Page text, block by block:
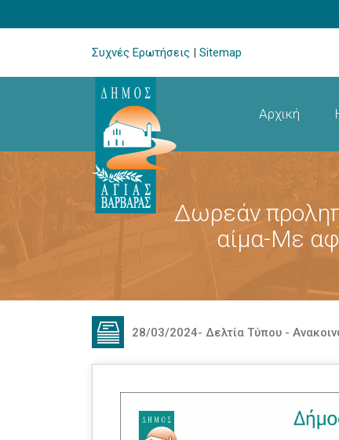
Συχνές Ερωτήσεις | Sitemap
Αρχική
Δωρεάν
αίμα-Με
28/03/2024- Δελτία Τύπου -